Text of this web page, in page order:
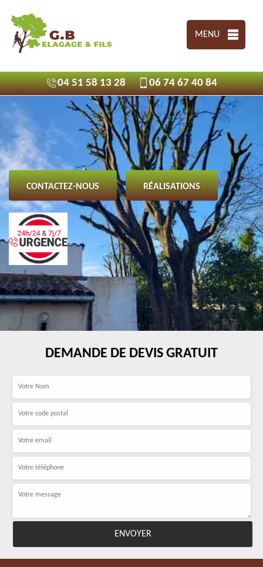
MENU
04 51 58 13 28 06 74 67 40 84
CONTACTEZ-NOUS RÉALISATIONS
DEMANDE DE DEVIS GRATUIT